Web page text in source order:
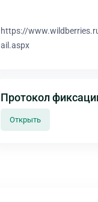
https://
ail.aspx
Протокол
Открыть